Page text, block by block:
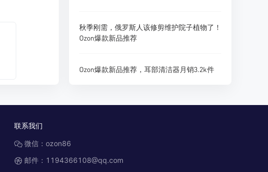
秋季刚需，俄罗斯人该修剪维护院子植物了！
Ozon爆款新品推荐
Ozon爆款新品推荐，耳部清洁器月销3.2k件
联系我们
微信：ozon86
邮件：1194366108@qq.com